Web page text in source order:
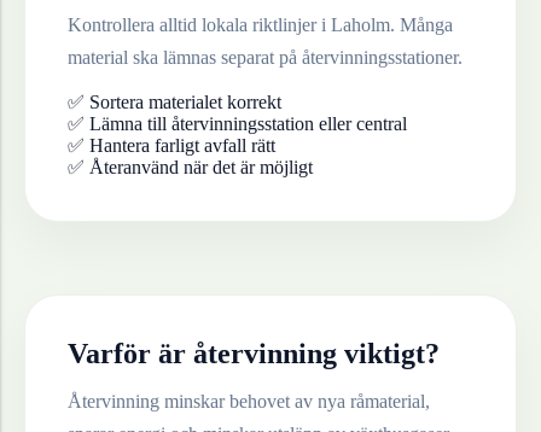
Kontrollera alltid lokala riktlinjer i Laholm. Många
material ska lämnas separat på återvinningsstationer.
✅ Sortera materialet korrekt
✅ Lämna till återvinningsstation eller central
✅ Hantera farligt avfall rätt
✅ Återanvänd när det är möjligt
Varför är återvinning viktigt?
Återvinning minskar behovet av nya råmaterial,